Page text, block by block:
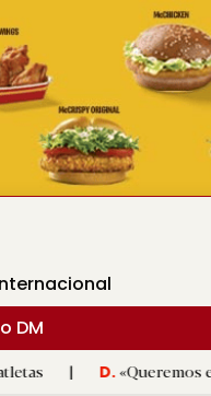
Braga
DM
D.«Queremos estabilizar o